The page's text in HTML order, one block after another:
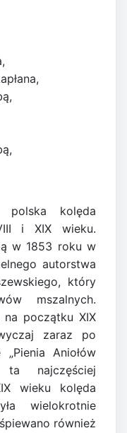
polska kolęda
i XIX wieku.
w 1853 roku w
autorstwa
który
mszalnych.
na początku XIX
zaraz po
Aniołów
najczęściej
wieku kolęda
wielokrotnie
również